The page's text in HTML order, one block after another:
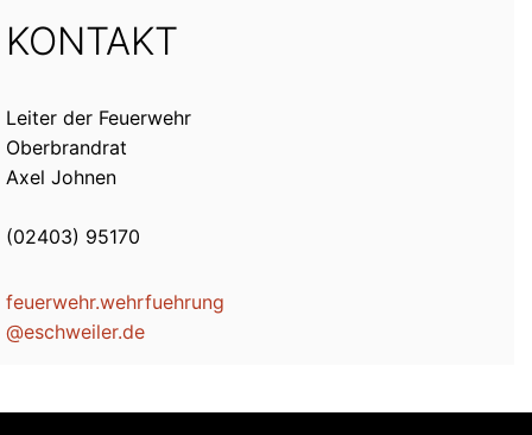
KONTAKT
Leiter der Feuerwehr
Oberbrandrat
Axel Johnen
(02403) 95170
feuerwehr.wehrfuehrung
@eschweiler.de